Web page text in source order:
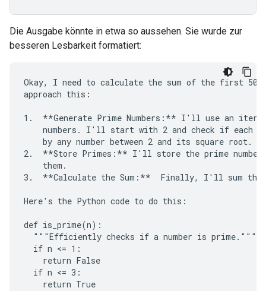
Die Ausgabe könnte in etwa so aussehen. Sie wurde zur
besseren Lesbarkeit formatiert:
Okay, I need to calculate the sum of the first 50
approach this:
1.  **Generate Prime Numbers:** I'll use an
numbers. I'll start with 2 and check if each
by any number between 2 and its square root.
2.  **Store Primes:** I'll store the prime
    them.
3.  **Calculate the Sum:**  Finally, I'll sum the
Here's the Python code to do this:
def is_prime(n):
  """Efficiently checks if a number is prime."""
  if n <= 1:
    return False
  if n <= 3:
    return True